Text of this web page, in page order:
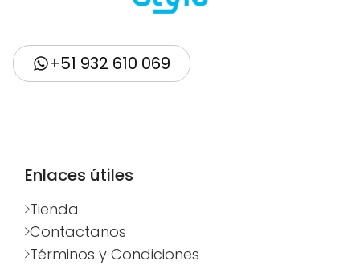
+51 932 610 069
Enlaces útiles
Tienda
Contactanos
Términos y Condiciones